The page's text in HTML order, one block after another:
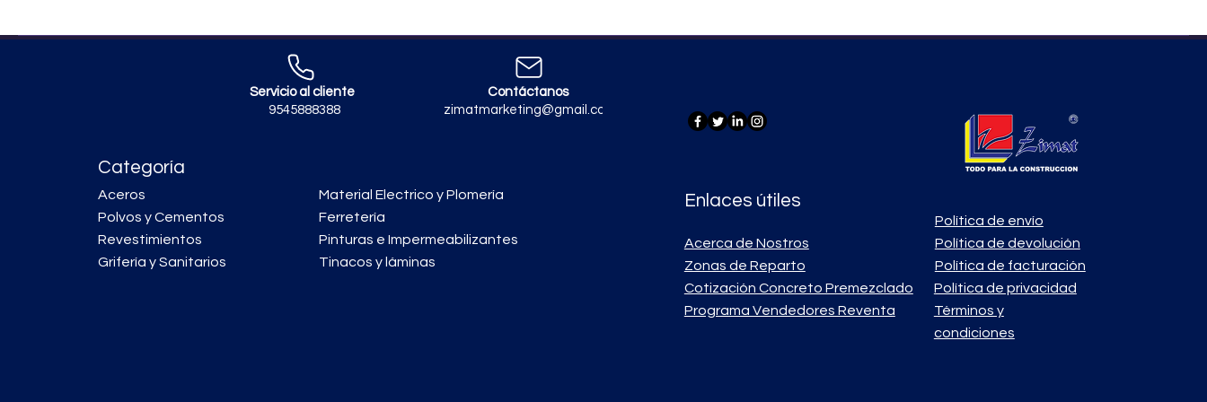
Servicio al cliente
9545888388
Contáctanos
zimatmarketing@gmail.com
Categoría
Aceros
Polvos y Cementos
Revestimientos
Grifería y Sanitarios
Material Electrico y Plomería
Ferretería
Pinturas e Impermeabilizantes
Tinacos y láminas
Enlaces útiles
Política de envío
Acerca de Nostros
Zonas de Reparto
Cotización Concreto Premezclado
Programa Vendedores Reventa
Política de devolución
Política de facturación
Política de privacidad
Términos y
condiciones